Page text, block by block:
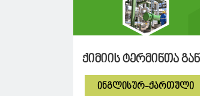
ქიმიის ტერმინთა
ინგლისურ-ქართული